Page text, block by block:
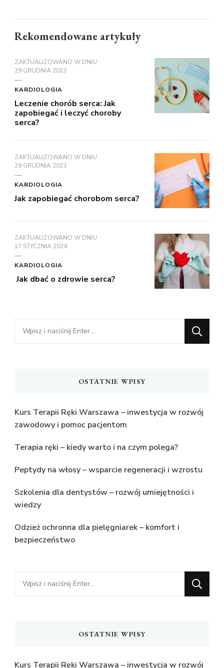
Rekomendowane artykuły
ZAKTUALIZOWANO W DNIU
29 GRUDNIA 2023
KARDIOLOGIA
Leczenie chorób serca: Jak
zapobiegać i leczyć choroby
serca?
ZAKTUALIZOWANO W DNIU
29 GRUDNIA 2023
KARDIOLOGIA
Jak zapobiegać chorobom serca?
ZAKTUALIZOWANO W DNIU
17 STYCZNIA 2024
KARDIOLOGIA
Jak dbać o zdrowie serca?
Szukasz
czegoś?
OSTATNIE WPISY
Kurs Terapii Ręki Warszawa – inwestycja w rozwój
zawodowy i pomoc pacjentom
Terapia ręki – kiedy warto i na czym polega?
Peptydy na włosy – wsparcie regeneracji i wzrostu
Szkolenia dla dentystów – rozwój umiejętności i
wiedzy
Odzież ochronna dla pielęgniarek – komfort i
bezpieczeństwo
Szukasz
czegoś?
OSTATNIE WPISY
Kurs Terapii Ręki Warszawa – inwestycja w rozwój